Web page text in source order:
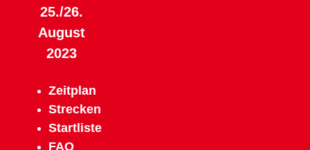
25./26.
August
2023
Zeitplan
Strecken
Startliste
FAQ